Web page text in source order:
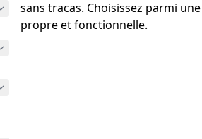
sans tracas. Choisissez parmi
propre et fonctionnelle.